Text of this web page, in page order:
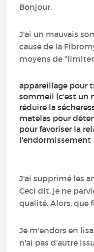
Bonjour,
J'ai un mauvais
cause de la
moyens de "limiter
appareillage pour
sommeil (c'est
réduire la
matelas pour
pour favoriser la
l'endormissement
J'ai supprimé les
Ceci dit, je ne
qualité. Alors, que
Je m'endors en
n'ai pas d'autre